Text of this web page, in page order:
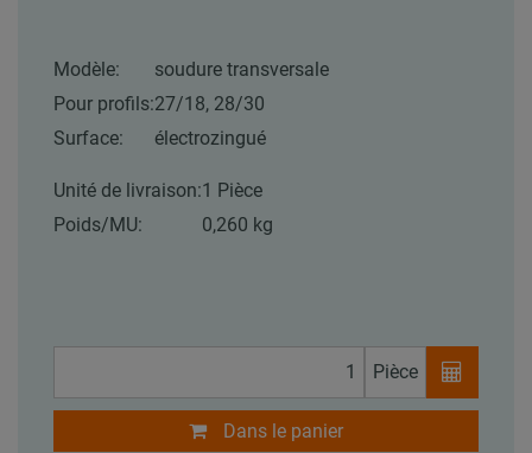
Modèle:
soudure transversale
Pour profils:27/18, 28/30
Surface:
électrozingué
Unité de livraison:1 Pièce
Poids/MU:
0,260 kg
Pièce
Dans le panier